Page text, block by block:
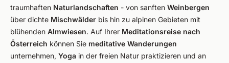
traumhaften Naturlandschaften - von sanften Weinbergen
über dichte Mischwälder bis hin zu alpinen Gebieten mit
blühenden Almwiesen. Auf Ihrer Meditationsreise nach
Österreich können Sie meditative Wanderungen
unternehmen, Yoga in der freien Natur praktizieren und an